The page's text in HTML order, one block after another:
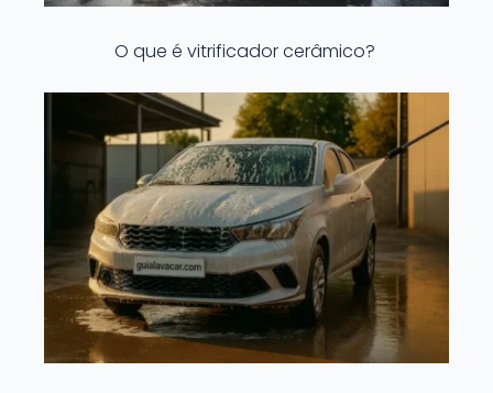
O que é vitrificador cerâmico?